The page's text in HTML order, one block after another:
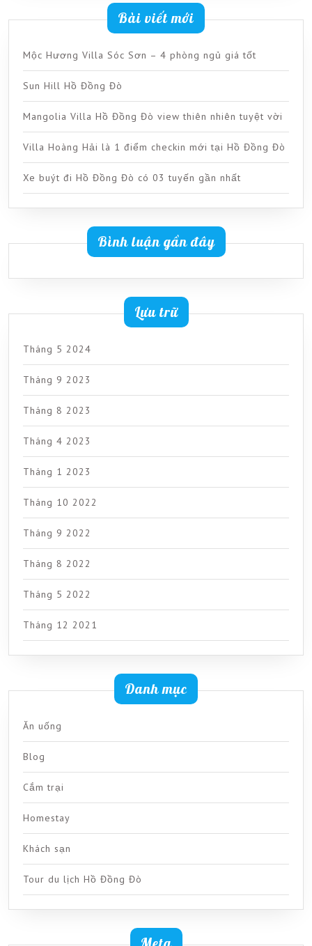
Bài viết mới
Mộc Hương Villa Sóc Sơn – 4 phòng ngủ giá tốt
Sun Hill Hồ Đồng Đò
Mangolia Villa Hồ Đồng Đò view thiên nhiên tuyệt vời
Villa Hoàng Hải là 1 điểm checkin mới tại Hồ Đồng Đò
Xe buýt đi Hồ Đồng Đò có 03 tuyến gần nhất
Bình luận gần đây
Lưu trữ
Tháng 5 2024
Tháng 9 2023
Tháng 8 2023
Tháng 4 2023
Tháng 1 2023
Tháng 10 2022
Tháng 9 2022
Tháng 8 2022
Tháng 5 2022
Tháng 12 2021
Danh mục
Ăn uống
Blog
Cắm trại
Homestay
Khách sạn
Tour du lịch Hồ Đồng Đò